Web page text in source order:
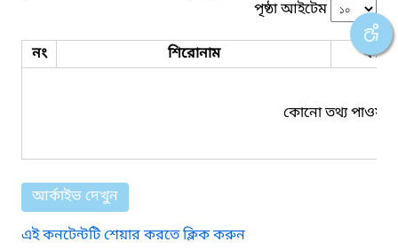
পৃষ্ঠা আইটেম
নং শিরোনাম ফাইল
কোনো তথ্য পাওয়া
আর্কাইভ দেখুন
এই কনটেন্টটি শেয়ার করতে ক্লিক করুন